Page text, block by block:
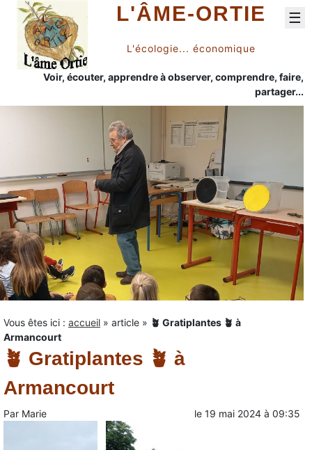
L'ÂME-ORTIE
L'écologie... économique
Voir, écouter, apprendre à observer, comprendre, faire,
partager...
☰
Vous êtes ici : accueil » article » 🪴 Gratiplantes 🪴 à
Armancourt
🪴 Gratiplantes 🪴 à
Armancourt
Par Marie le 19 mai 2024 à 09:35